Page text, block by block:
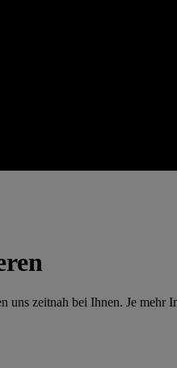
uns zeitnah bei Ihnen. Je